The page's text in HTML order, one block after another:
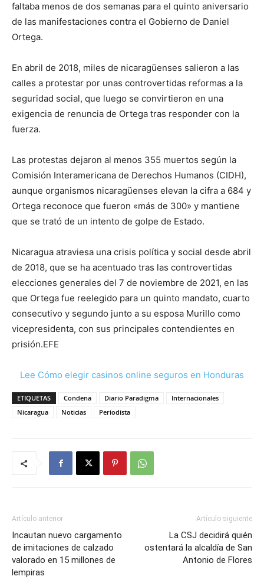
faltaba menos de dos semanas para el quinto aniversario
de las manifestaciones contra el Gobierno de Daniel
Ortega.
En abril de 2018, miles de nicaragüenses salieron a las
calles a protestar por unas controvertidas reformas a la
seguridad social, que luego se convirtieron en una
exigencia de renuncia de Ortega tras responder con la
fuerza.
Las protestas dejaron al menos 355 muertos según la
Comisión Interamericana de Derechos Humanos (CIDH),
aunque organismos nicaragüenses elevan la cifra a 684 y
Ortega reconoce que fueron «más de 300» y mantiene
que se trató de un intento de golpe de Estado.
Nicaragua atraviesa una crisis política y social desde abril
de 2018, que se ha acentuado tras las controvertidas
elecciones generales del 7 de noviembre de 2021, en las
que Ortega fue reelegido para un quinto mandato, cuarto
consecutivo y segundo junto a su esposa Murillo como
vicepresidenta, con sus principales contendientes en
prisión.EFE
Lee Cómo elegir casinos online seguros en Honduras
ETIQUETAS Condena Diario Paradigma
Internacionales
Nicaragua
Noticias Periodista
Artículo anterior
Incautan nuevo cargamento
de imitaciones de calzado
valorado en 15 millones de
lempiras
Artículo siguiente
La CSJ decidirá quién
ostentará la alcaldía de San
Antonio de Flores